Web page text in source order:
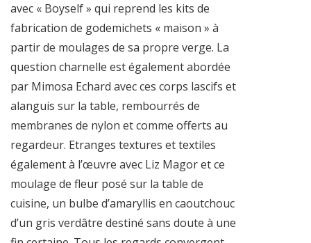
avec « Boyself » qui reprend les kits de
fabrication de godemichets « maison » à
partir de moulages de sa propre verge. La
question charnelle est également abordée
par Mimosa Echard avec ces corps lascifs et
alanguis sur la table, rembourrés de
membranes de nylon et comme offerts au
regardeur. Etranges textures et textiles
également à l’œuvre avec Liz Magor et ce
moulage de fleur posé sur la table de
cuisine, un bulbe d’amaryllis en caoutchouc
d’un gris verdâtre destiné sans doute à une